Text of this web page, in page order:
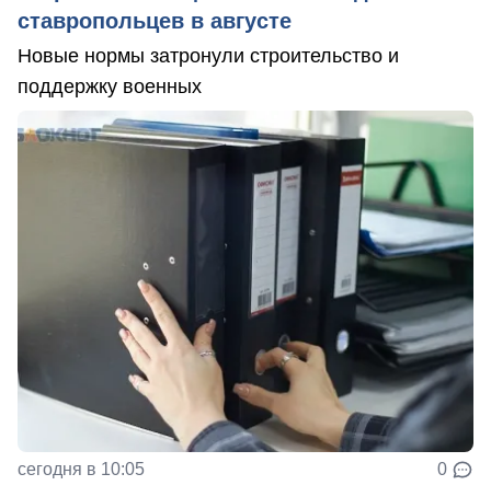
ставропольцев в августе
Новые нормы затронули строительство и
поддержку военных
сегодня в 10:05 0